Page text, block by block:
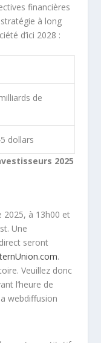
financières
à long
d’ici 2028 :
de
dollars
2025
2025, à 13h00 et
Une
seront
.
Veuillez donc
l’heure de
webdiffusion